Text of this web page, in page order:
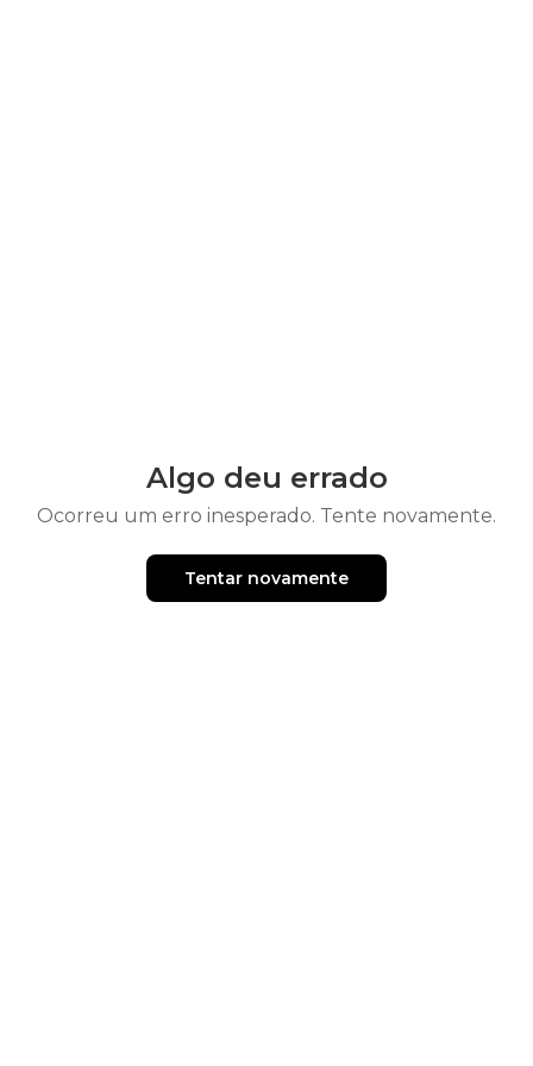
Algo deu errado
Ocorreu um erro inesperado. Tente novamente.
Tentar novamente